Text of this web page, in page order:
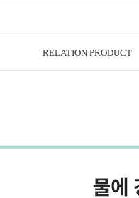
RELATION PRODUCT